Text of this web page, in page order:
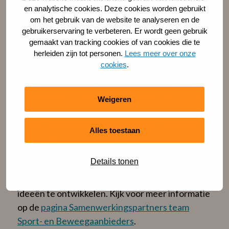
en analytische cookies. Deze cookies worden gebruikt
om het gebruik van de website te analyseren en de
gebruikerservaring te verbeteren. Er wordt geen gebruik
gemaakt van tracking cookies of van cookies die te
herleiden zijn tot personen. Lees meer over onze
cookies.
Weigeren
Alles toestaan
Details tonen
Samenwerken in de stad
Sociaal en maatschappelijk ondernemen doe je
vaak niet alleen. In ’s‑Hertogenbosch werken we
samen met een groot netwerk van organisaties
in sport, onderwijs, zorg, welzijn en het
verenigingen in contact met partners die kunnen
meedenken, ondersteunen of samenwerken bij
of bedrijven om samen activiteiten te
ideeën te ontwikkelen. Kijk voor meer informatie
op de pagina Samenwerkingspartners team
Sport- en Beweegaanbieders.